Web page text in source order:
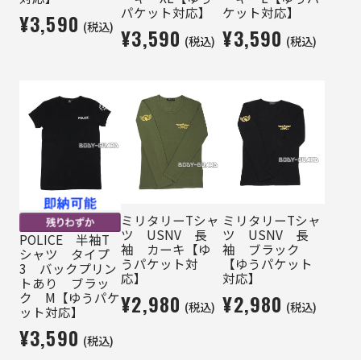
¥3,590 (税込)
パケット対応】
¥3,590 (税込)
ケット対応】
¥3,590 (税込)
POLICE 半袖T
シャツ タイプ
3 バックプリン
トあり ブラッ
ク M【ゆうパケ
ット対応】
¥3,590 (税込)
ミリタリーTシャ
ツ USNV 長
袖 カーキ【ゆ
うパケット対
応】
¥2,980 (税込)
ミリタリーTシャ
ツ USNV 長
袖 ブラック
【ゆうパケット
対応】
¥2,980 (税込)